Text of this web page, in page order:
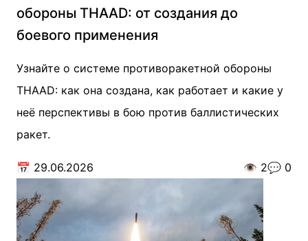
обороны THAAD: от создания до
боевого применения
Узнайте о системе противоракетной обороны
THAAD: как она создана, как работает и какие у
неё перспективы в бою против баллистических
ракет.
📅 29.06.2026 👁️ 2💬 0